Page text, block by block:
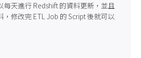
每天進行 Redshift 的資料更新，並且
，修改完 ETL Job 的 Script 後就可以